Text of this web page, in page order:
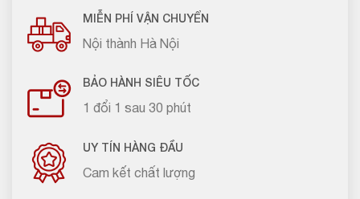
MIỄN PHÍ VẬN CHUYỂN
Nội thành Hà Nội
BẢO HÀNH SIÊU TỐC
1 đổi 1 sau 30 phút
UY TÍN HÀNG ĐẦU
Cam kết chất lượng